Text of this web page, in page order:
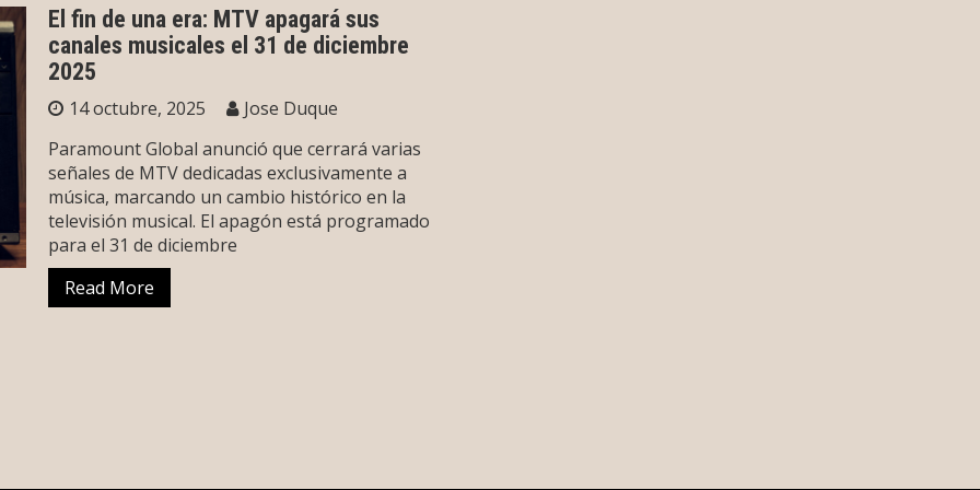
El fin de una era: MTV apagará sus
canales musicales el 31 de diciembre
2025
14 octubre, 2025
Jose Duque
Paramount Global anunció que cerrará varias
señales de MTV dedicadas exclusivamente a
música, marcando un cambio histórico en la
televisión musical. El apagón está programado
para el 31 de diciembre
Read More